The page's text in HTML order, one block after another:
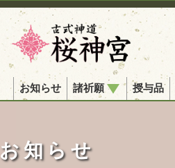
お知らせ 諸祈願 授与品
お知らせ